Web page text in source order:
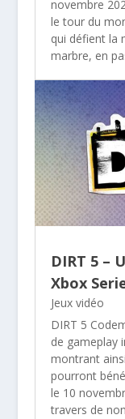
novembre
le tour du
qui défient la
marbre, en
DIRT 5 –
Xbox
Jeux vidéo
DIRT 5
de gameplay
montrant
pourront
le 10
travers de